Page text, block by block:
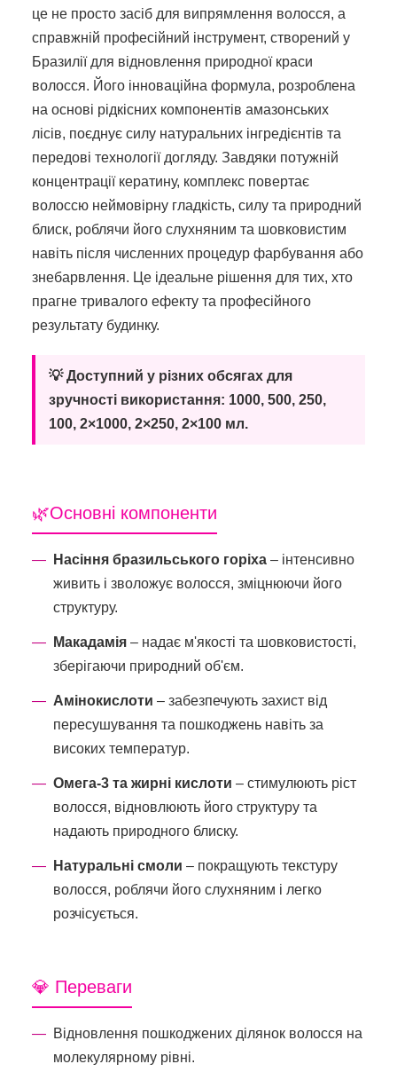
це не просто засіб для випрямлення волосся, а
справжній професійний інструмент, створений у
Бразилії для відновлення природної краси
волосся. Його інноваційна формула, розроблена
на основі рідкісних компонентів амазонських
лісів, поєднує силу натуральних інгредієнтів та
передові технології догляду. Завдяки потужній
концентрації кератину, комплекс повертає
волоссю неймовірну гладкість, силу та природний
блиск, роблячи його слухняним та шовковистим
навіть після численних процедур фарбування або
знебарвлення. Це ідеальне рішення для тих, хто
прагне тривалого ефекту та професійного
результату будинку.
💡 Доступний у різних обсягах для
зручності використання: 1000, 500, 250,
100, 2×1000, 2×250, 2×100 мл.
🌿Основні компоненти
Насіння бразильського горіха – інтенсивно
живить і зволожує волосся, зміцнюючи його
структуру.
Макадамія – надає м'якості та шовковистості,
зберігаючи природний об'єм.
Амінокислоти – забезпечують захист від
пересушування та пошкоджень навіть за
високих температур.
Омега-3 та жирні кислоти – стимулюють ріст
волосся, відновлюють його структуру та
надають природного блиску.
Натуральні смоли – покращують текстуру
волосся, роблячи його слухняним і легко
розчісується.
💎 Переваги
Відновлення пошкоджених ділянок волосся на
молекулярному рівні.